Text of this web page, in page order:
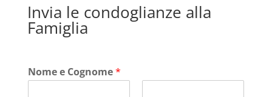
Invia le condoglianze alla
Famiglia
Nome e Cognome*